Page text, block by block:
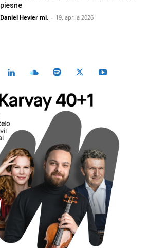
piesne
Daniel Hevier ml. - 19. apríla 2026